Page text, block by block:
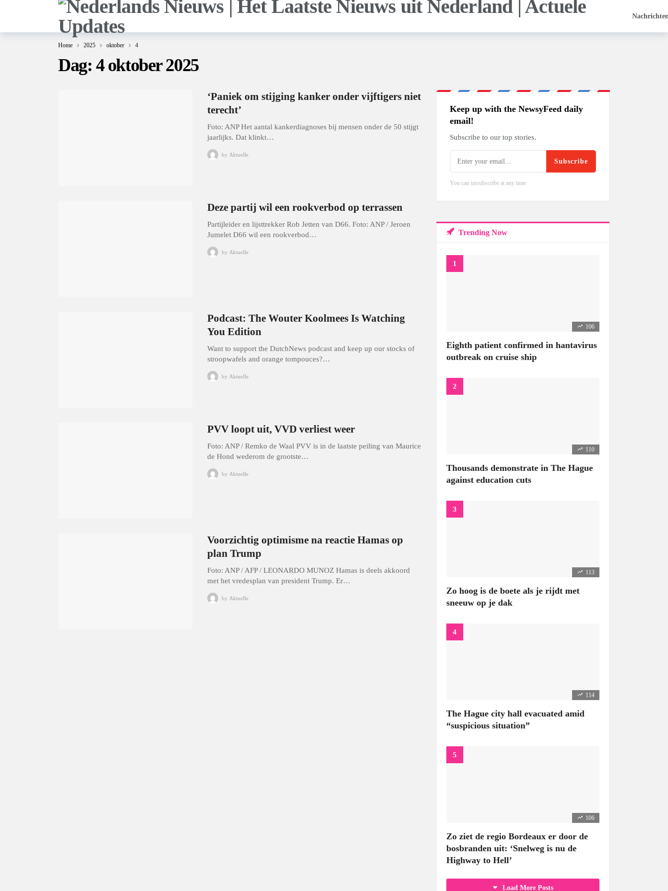
Home 2025 oktober 4
Dag: 4 oktober 2025
‘Paniek om stijging kanker onder vijftigers niet
terecht’
Foto: ANP Het aantal kankerdiagnoses bij mensen onder de 50 stijgt
jaarlijks. Dat klinkt…
by Aktuelle
Deze partij wil een rookverbod op terrassen
Partijleider en lijsttrekker Rob Jetten van D66. Foto: ANP / Jeroen
Jumelet D66 wil een rookverbod…
by Aktuelle
Podcast: The Wouter Koolmees Is Watching
You Edition
Want to support the DutchNews podcast and keep up our stocks of
stroopwafels and orange tompouces?…
by Aktuelle
PVV loopt uit, VVD verliest weer
Foto: ANP / Remko de Waal PVV is in de laatste peiling van Maurice
de Hond wederom de grootste…
by Aktuelle
Voorzichtig optimisme na reactie Hamas op
plan Trump
Foto: ANP / AFP / LEONARDO MUNOZ Hamas is deels akkoord
met het vredesplan van president Trump. Er…
by Aktuelle
Keep up with the NewsyFeed daily
email!
Subscribe to our top stories.
Subscribe
You can unsubscribe at any time
Trending Now
106
Eighth patient confirmed in hantavirus
outbreak on cruise ship
110
Thousands demonstrate in The Hague
against education cuts
113
Zo hoog is de boete als je rijdt met
sneeuw op je dak
114
The Hague city hall evacuated amid
“suspicious situation”
106
Zo ziet de regio Bordeaux er door de
bosbranden uit: ‘Snelweg is nu de
Highway to Hell’
Load More Posts